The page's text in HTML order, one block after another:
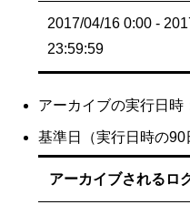
2017/04/16 0:00 -
23:59:59
アーカイブの実行日時
基準日（実行日時の
アーカイブされるロ